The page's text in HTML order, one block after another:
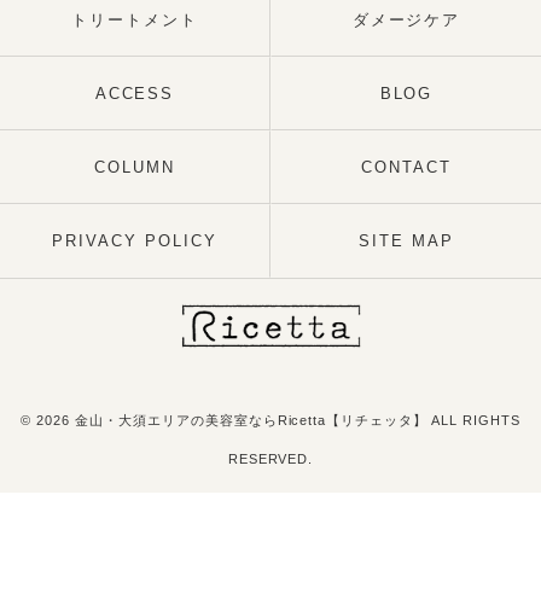
トリートメント ダメージケア
ACCESS BLOG
COLUMN CONTACT
PRIVACY POLICY SITE MAP
© 2026 金山・大須エリアの美容室ならRicetta【リチェッタ】 ALL RIGHTS
RESERVED.